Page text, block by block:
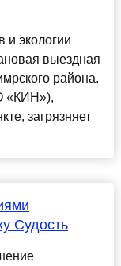
и экологии
выездная
района.
«КИН»),
загрязняет
Судость